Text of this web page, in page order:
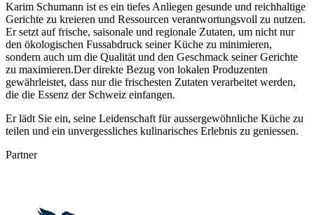
Karim Schumann ist es ein tiefes Anliegen gesunde und reichhaltige
Gerichte zu kreieren und Ressourcen verantwortungsvoll zu nutzen.
Er setzt auf frische, saisonale und regionale Zutaten, um nicht nur
den ökologischen Fussabdruck seiner Küche zu minimieren,
sondern auch um die Qualität und den Geschmack seiner Gerichte
zu maximieren.Der direkte Bezug von lokalen Produzenten
gewährleistet, dass nur die frischesten Zutaten verarbeitet werden,
die die Essenz der Schweiz einfangen.
​Er lädt Sie ein, seine Leidenschaft für aussergewöhnliche Küche zu
teilen und ein unvergessliches kulinarisches Erlebnis zu geniessen.
Partner